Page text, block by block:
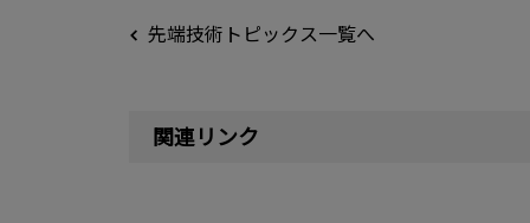
先端技術トピックス一覧へ
関連リンク